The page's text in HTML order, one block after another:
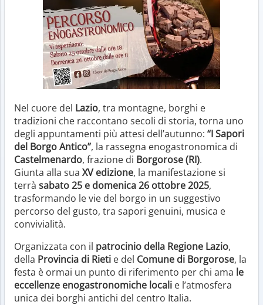
Nel cuore del Lazio, tra montagne, borghi e
tradizioni che raccontano secoli di storia, torna uno
degli appuntamenti più attesi dell’autunno: “I Sapori
del Borgo Antico”, la rassegna enogastronomica di
Castelmenardo, frazione di Borgorose (RI).
Giunta alla sua XV edizione, la manifestazione si
terrà sabato 25 e domenica 26 ottobre 2025,
trasformando le vie del borgo in un suggestivo
percorso del gusto, tra sapori genuini, musica e
convivialità.
Organizzata con il patrocinio della Regione Lazio,
della Provincia di Rieti e del Comune di Borgorose, la
festa è ormai un punto di riferimento per chi ama le
eccellenze enogastronomiche locali e l’atmosfera
unica dei borghi antichi del centro Italia.